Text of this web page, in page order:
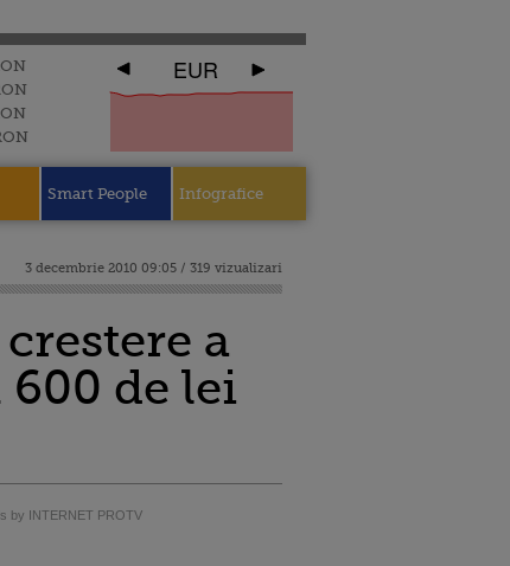
EUR
Smart People Infografice
3 decembrie 2010 09:05 / 319 vizualizari
a
de lei
by INTERNET PROTV